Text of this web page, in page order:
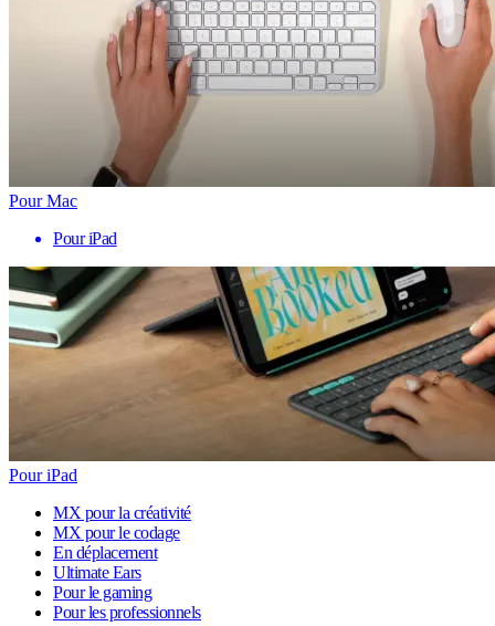
Pour Mac
Pour iPad
Pour iPad
MX pour la créativité
MX pour le codage
En déplacement
Ultimate Ears
Pour le gaming
Pour les professionnels